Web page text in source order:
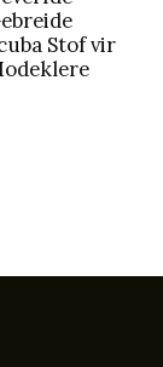
Stof vir